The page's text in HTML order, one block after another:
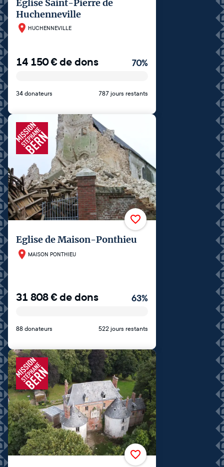
Eglise Saint-Pierre de
Huchenneville
HUCHENNEVILLE
14 150€de dons 70%
34 donateurs 787 jours restants
Eglise de Maison-Ponthieu
MAISON PONTHIEU
31 808€de dons 63%
88 donateurs 522 jours restants